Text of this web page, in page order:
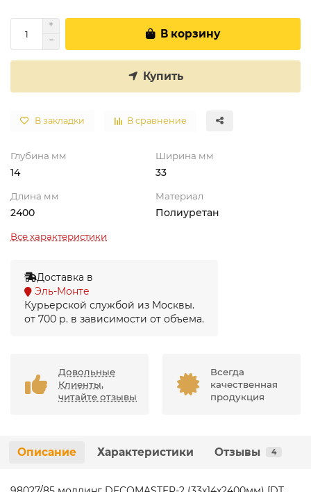
В корзину
Купить
В закладки В сравнение
Глубина мм
14
Ширина мм
33
Длина мм
2400
Материал
Полиуретан
Все характеристики
Доставка в
Эль-Монте
Курьерской службой из Москвы.
от 700 р. в зависимости от объема.
Довольные
Клиенты,
читайте отзывы
Всегда
качественная
продукция
Описание Характеристики Отзывы 4